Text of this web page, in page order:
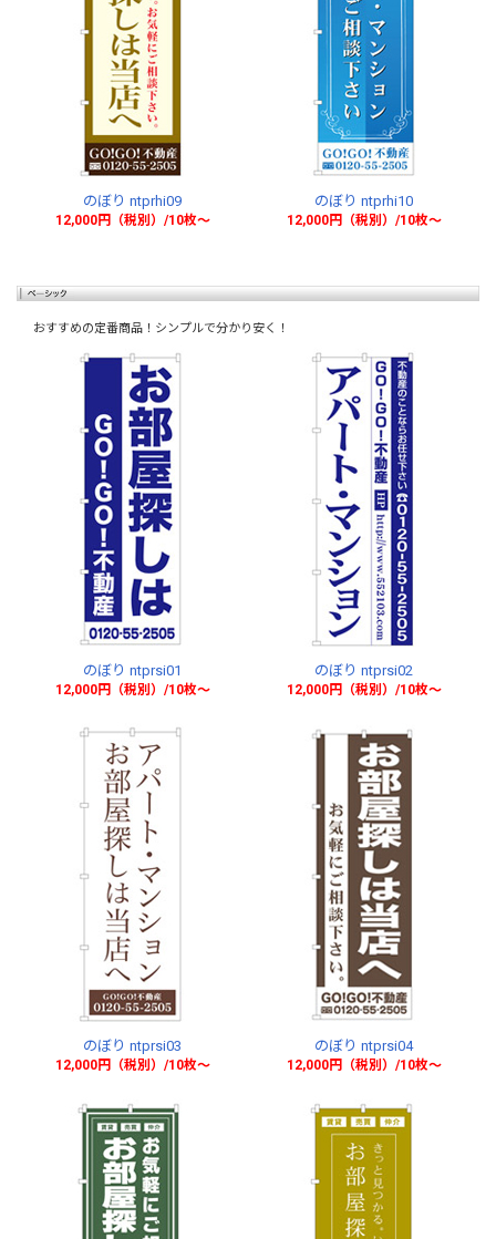
のぼり ntprhi09
12,000円（税別）/10枚〜
のぼり ntprhi10
12,000円（税別）/10枚〜
おすすめの定番商品！シンプルで分かり安く！
のぼり ntprsi01
12,000円（税別）/10枚〜
のぼり ntprsi02
12,000円（税別）/10枚〜
のぼり ntprsi03
12,000円（税別）/10枚〜
のぼり ntprsi04
12,000円（税別）/10枚〜